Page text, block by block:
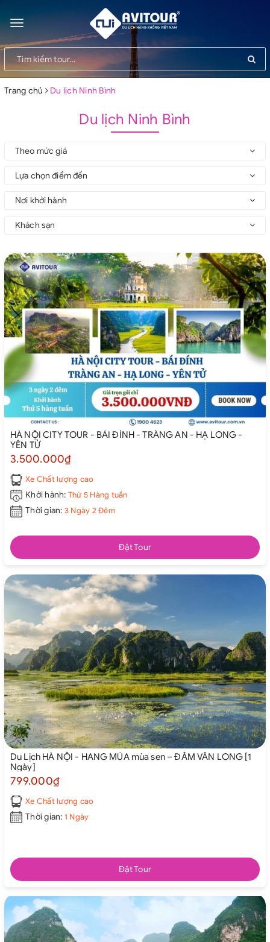
Toggle
navigation
Trang chủ Du lịch Ninh Bình
Du lịch Ninh Bình
Theo mức giá
Lựa chọn điểm đến
Nơi khởi hành
Khách sạn
HÀ NỘI CITY TOUR - BÁI ĐÍNH - TRÀNG AN - HẠ LONG -
YÊN TỬ
3.500.000₫
Xe Chất lượng cao
Khởi hành: Thứ 5 Hàng tuần
Thời gian: 3 Ngày 2 Đêm
Đặt Tour
Du Lịch HÀ NỘI - HANG MÚA mùa sen – ĐẦM VÂN LONG [1
Ngày]
799.000₫
Xe Chất lượng cao
Thời gian: 1 Ngày
Đặt Tour